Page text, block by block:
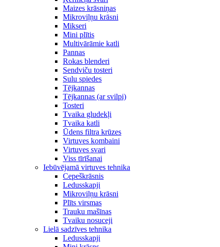
Maizes krāsniņas
Mikroviļņu krāsni
Mikseri
Mini plītis
Multivārāmie katli
Pannas
Rokas blenderi
Sendviču tosteri
Sulu spiedes
Tējkannas
Tējkannas (ar svilpi)
Tosteri
Tvaika gludekļi
Tvaika katli
Ūdens filtra krūzes
Virtuves kombaini
Virtuves svari
Viss tīrīšanai
Iebūvējamā virtuves tehnika
Cepeškrāsnis
Ledusskapji
Mikroviļņu krāsni
Plīts virsmas
Trauku mašīnas
Tvaiku nosuceji
Lielā sadzīves tehnika
Ledusskapji